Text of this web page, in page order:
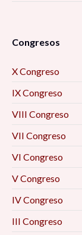
Conferencia
igualdad
nueva
educación
Conferencia
irregulares
Congresos
X Congreso
IX Congreso
VIII Congreso
VII Congreso
VI Congreso
V Congreso
IV Congreso
III Congreso